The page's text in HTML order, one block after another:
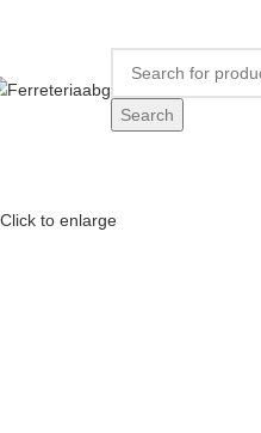
Search
Click to enlarge